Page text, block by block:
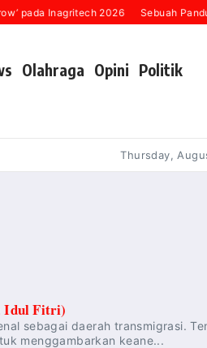
pada Inagritech 2026 Sebuah
Olahraga Opini Politik
Thursday,
Idul Fitri)
sebagai daerah transmigrasi.
menggambarkan keane...